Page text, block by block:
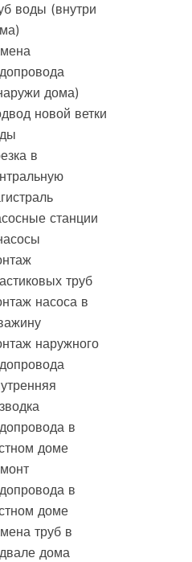
воды (внутри
дома)
новой ветки
в
станции
труб
насоса в
наружного
в
доме
в
доме
труб в
дома